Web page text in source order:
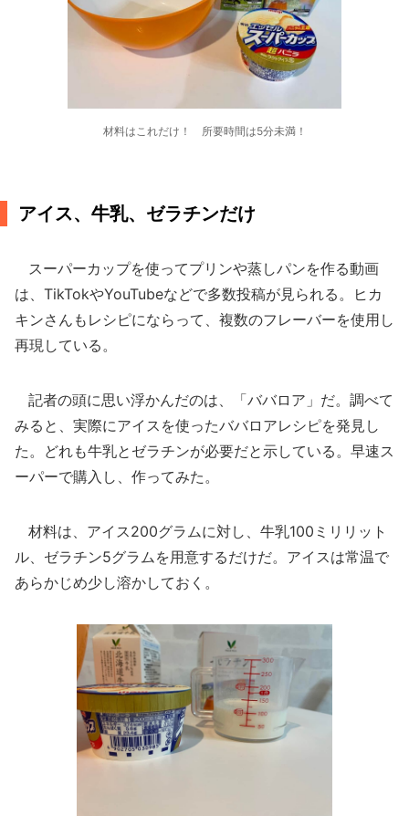
材料はこれだけ！ 所要時間は5分未満！
アイス、牛乳、ゼラチンだけ
スーパーカップを使ってプリンや蒸しパンを作る動画
は、TikTokやYouTubeなどで多数投稿が見られる。ヒカ
キンさんもレシピにならって、複数のフレーバーを使用し
再現している。
記者の頭に思い浮かんだのは、「ババロア」だ。調べて
みると、実際にアイスを使ったババロアレシピを発見し
た。どれも牛乳とゼラチンが必要だと示している。早速ス
ーパーで購入し、作ってみた。
材料は、アイス200グラムに対し、牛乳100ミリリット
ル、ゼラチン5グラムを用意するだけだ。アイスは常温で
あらかじめ少し溶かしておく。